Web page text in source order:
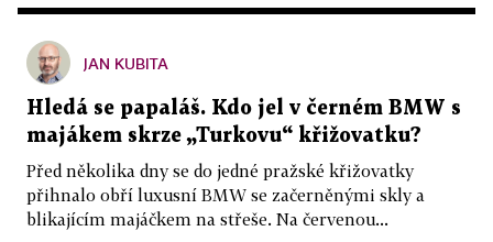
JAN KUBITA
Hledá se papaláš. Kdo jel v černém BMW s
majákem skrze „Turkovu“ křižovatku?
Před několika dny se do jedné pražské křižovatky
přihnalo obří luxusní BMW se začerněnými skly a
blikajícím majáčkem na střeše. Na červenou...